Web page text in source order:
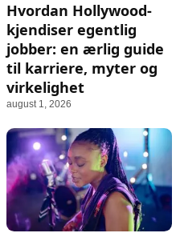
Hvordan Hollywood-
kjendiser egentlig
jobber: en ærlig guide
til karriere, myter og
virkelighet
august 1, 2026